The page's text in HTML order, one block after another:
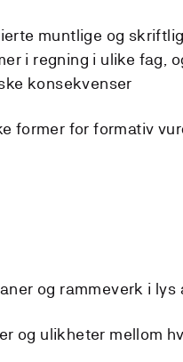
muntlige og
i regning i ulike fag,
konsekvenser
former for formativ
og rammeverk i lys
og ulikheter mellom